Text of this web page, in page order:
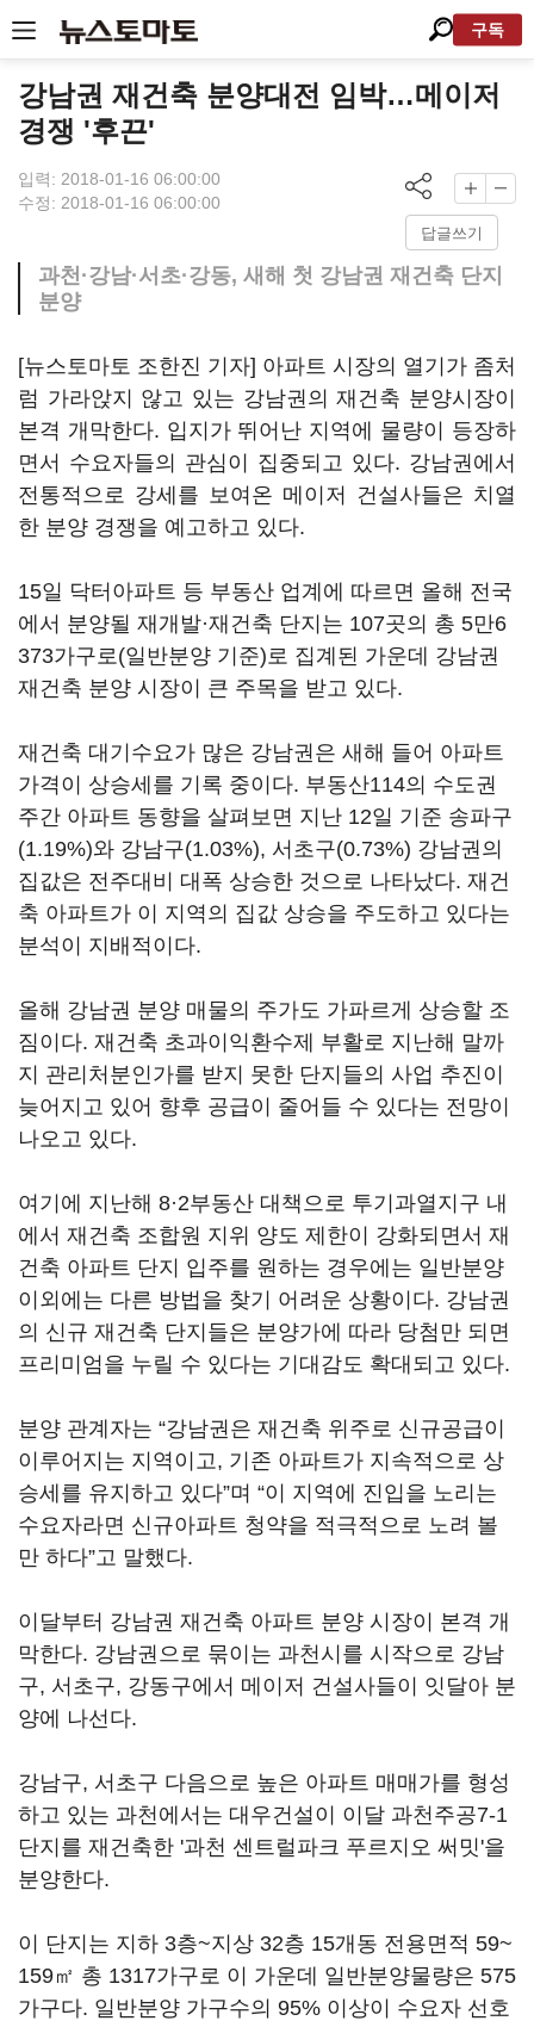
구독
강남권 재건축 분양대전 임박…메이저
경쟁 '후끈'
입력: 2018-01-16 06:00:00
수정: 2018-01-16 06:00:00
답글쓰기
과천·강남·서초·강동, 새해 첫 강남권 재건축 단지
분양
[뉴스토마토 조한진 기자] 아파트 시장의 열기가 좀처
럼 가라앉지 않고 있는 강남권의 재건축 분양시장이
본격 개막한다. 입지가 뛰어난 지역에 물량이 등장하
면서 수요자들의 관심이 집중되고 있다. 강남권에서
전통적으로 강세를 보여온 메이저 건설사들은 치열
한 분양 경쟁을 예고하고 있다.
15일 닥터아파트 등 부동산 업계에 따르면 올해 전국
에서 분양될 재개발·재건축 단지는 107곳의 총 5만6
373가구로(일반분양 기준)로 집계된 가운데 강남권
재건축 분양 시장이 큰 주목을 받고 있다.
재건축 대기수요가 많은 강남권은 새해 들어 아파트
가격이 상승세를 기록 중이다. 부동산114의 수도권
주간 아파트 동향을 살펴보면 지난 12일 기준 송파구
(1.19%)와 강남구(1.03%), 서초구(0.73%) 강남권의
집값은 전주대비 대폭 상승한 것으로 나타났다. 재건
축 아파트가 이 지역의 집값 상승을 주도하고 있다는
분석이 지배적이다.
올해 강남권 분양 매물의 주가도 가파르게 상승할 조
짐이다. 재건축 초과이익환수제 부활로 지난해 말까
지 관리처분인가를 받지 못한 단지들의 사업 추진이
늦어지고 있어 향후 공급이 줄어들 수 있다는 전망이
나오고 있다.
여기에 지난해 8·2부동산 대책으로 투기과열지구 내
에서 재건축 조합원 지위 양도 제한이 강화되면서 재
건축 아파트 단지 입주를 원하는 경우에는 일반분양
이외에는 다른 방법을 찾기 어려운 상황이다. 강남권
의 신규 재건축 단지들은 분양가에 따라 당첨만 되면
프리미엄을 누릴 수 있다는 기대감도 확대되고 있다.
분양 관계자는 “강남권은 재건축 위주로 신규공급이
이루어지는 지역이고, 기존 아파트가 지속적으로 상
승세를 유지하고 있다”며 “이 지역에 진입을 노리는
수요자라면 신규아파트 청약을 적극적으로 노려 볼
만 하다”고 말했다.
이달부터 강남권 재건축 아파트 분양 시장이 본격 개
막한다. 강남권으로 묶이는 과천시를 시작으로 강남
구, 서초구, 강동구에서 메이저 건설사들이 잇달아 분
양에 나선다.
강남구, 서초구 다음으로 높은 아파트 매매가를 형성
하고 있는 과천에서는 대우건설이 이달 과천주공7-1
단지를 재건축한 '과천 센트럴파크 푸르지오 써밋'을
분양한다.
이 단지는 지하 3층~지상 32층 15개동 전용면적 59~
159㎡ 총 1317가구로 이 가운데 일반분양물량은 575
가구다. 일반분양 가구수의 95% 이상이 수요자 선호